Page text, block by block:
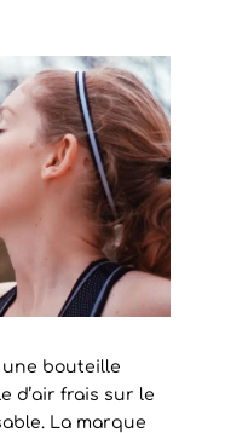
bouteille
d’air frais sur le
La marque